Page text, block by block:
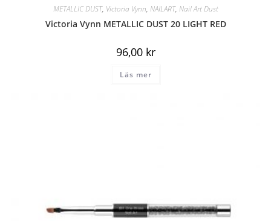
METALLIC DUST, Victoria Vynn, NAILART, Nail Art Dust
Victoria Vynn METALLIC DUST 20 LIGHT RED
96,00 kr
Läs mer